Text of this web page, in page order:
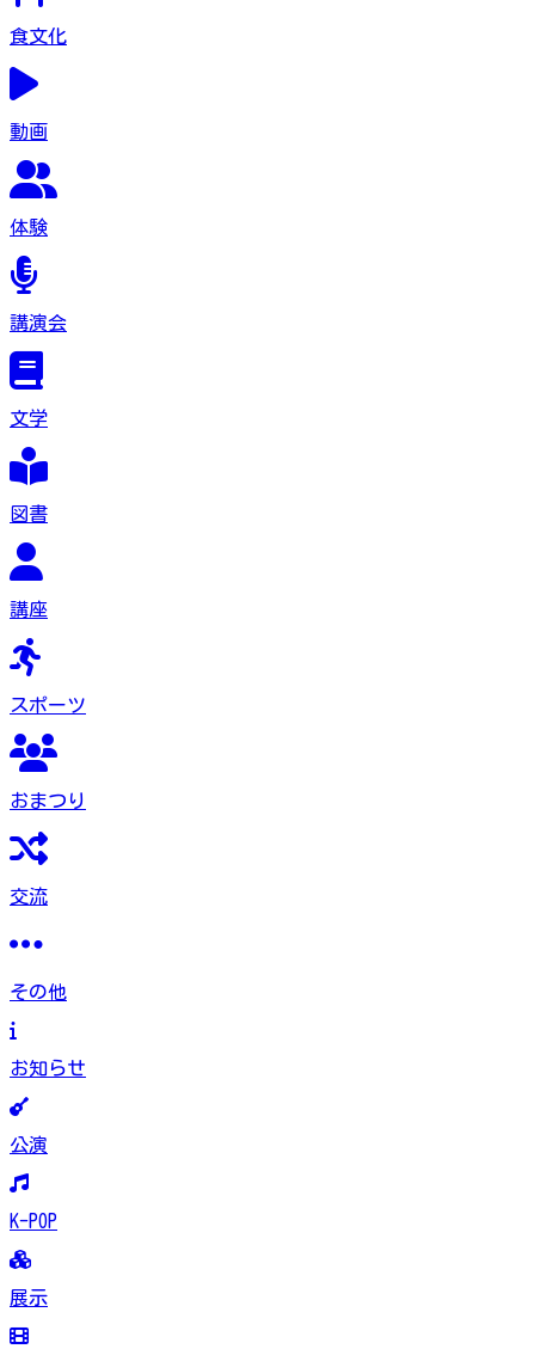
食文化
動画
体験
講演会
文学
図書
講座
スポーツ
おまつり
交流
その他
お知らせ
公演
K-POP
展示